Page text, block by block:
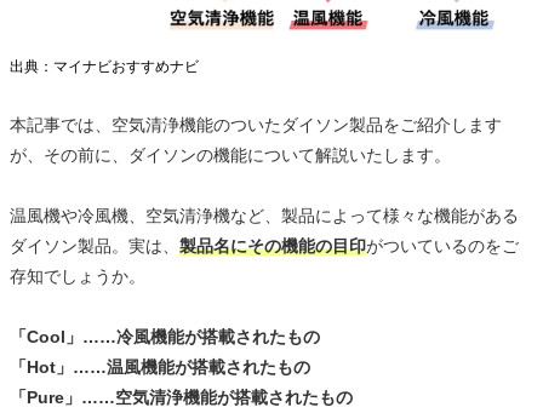
出典：マイナビおすすめナビ
本記事では、空気清浄機能のついたダイソン製品をご紹介します
が、その前に、ダイソンの機能について解説いたします。
温風機や冷風機、空気清浄機など、製品によって様々な機能がある
ダイソン製品。実は、 製品名にその機能の目印がついているのをご
存知でしょうか。
「Cool」……冷風機能が搭載されたもの
「Hot」……温風機能が搭載されたもの
「Pure」……空気清浄機能が搭載されたもの